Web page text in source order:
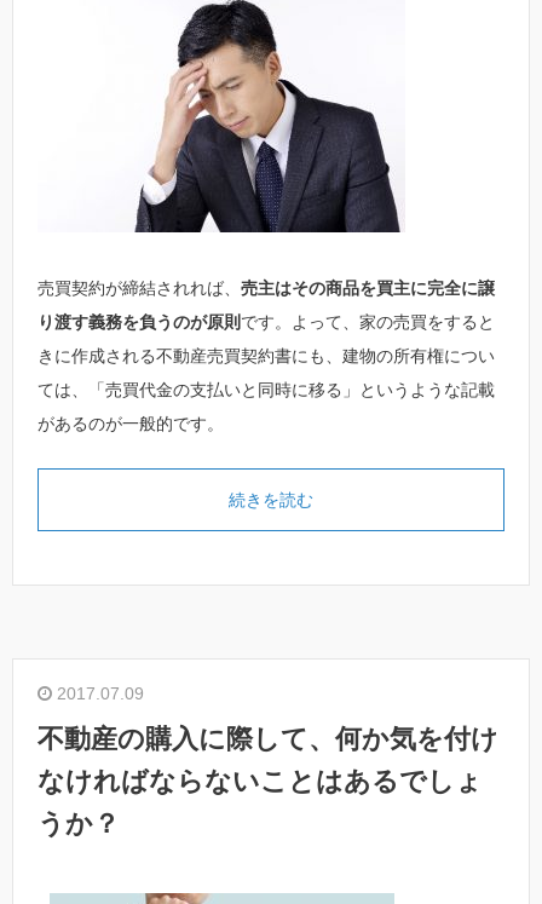
売買契約が締結されれば、 売主はその商品を買主に完全に譲
り渡す義務を負うのが原則 です。よって、家の売買をすると
きに作成される不動産売買契約書にも、建物の所有権につい
ては、「売買代金の支払いと同時に移る」というような記載
があるのが一般的です。
続きを読む
2017.07.09
不動産の購入に際して、何か気を付け
なければならないことはあるでしょ
うか？